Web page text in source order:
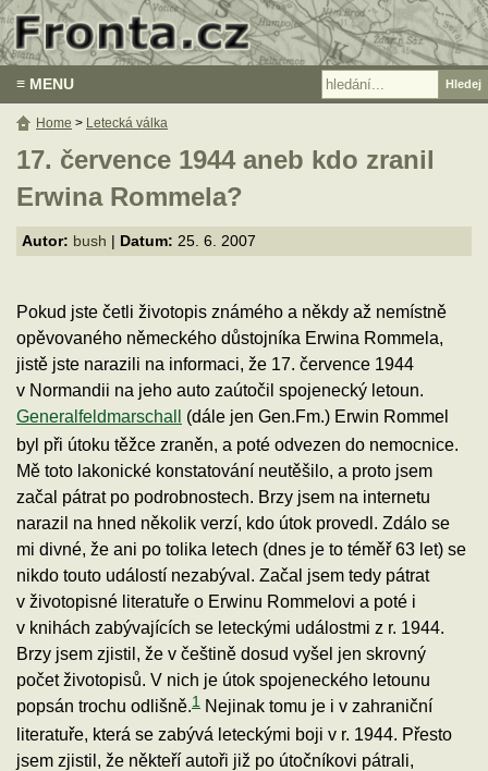
≡ MENU
17. července 1944 aneb kdo zranil
Erwina Rommela?
Autor: bush Datum: 25. 6. 2007
Pokud jste četli životopis známého a někdy až nemístně
opěvovaného německého důstojníka Erwina Rommela,
jistě jste narazili na informaci, že 17. července 1944
v Normandii na jeho auto zaútočil spojenecký letoun.
Generalfeldmarschall (dále jen Gen.Fm.) Erwin Rommel
byl při útoku těžce zraněn, a poté odvezen do nemocnice.
Mě toto lakonické konstatování neutěšilo, a proto jsem
začal pátrat po podrobnostech. Brzy jsem na internetu
narazil na hned několik verzí, kdo útok provedl. Zdálo se
mi divné, že ani po tolika letech (dnes je to téměř 63 let) se
nikdo touto událostí nezabýval. Začal jsem tedy pátrat
v životopisné literatuře o Erwinu Rommelovi a poté i
v knihách zabývajících se leteckými událostmi z r. 1944.
Brzy jsem zjistil, že v češtině dosud vyšel jen skrovný
počet životopisů. V nich je útok spojeneckého letounu
popsán trochu odlišně.1 Nejinak tomu je i v zahraniční
literatuře, která se zabývá leteckými boji v r. 1944. Přesto
jsem zjistil, že někteří autoři již po útočníkovi pátrali,
Home > Letecká válka